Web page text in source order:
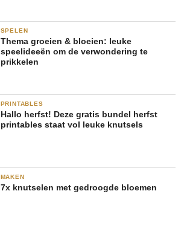
SPELEN
Thema groeien & bloeien: leuke
speelideeën om de verwondering te
prikkelen
PRINTABLES
Hallo herfst! Deze gratis bundel herfst
printables staat vol leuke knutsels
MAKEN
7x knutselen met gedroogde bloemen